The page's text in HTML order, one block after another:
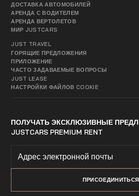
ДОСТАВКА АВТОМОБИЛЕЙ
АРЕНДА С ВОДИТЕЛЕМ
АРЕНДА ВЕРТОЛЕТОВ
МИР JUSTCARS
JUST TRAVEL
ГОРЯЩИЕ ПРЕДЛОЖЕНИЯ
ПРИЛОЖЕНИЕ
ЧАСТО ЗАДАВАЕМЫЕ ВОПРОСЫ
JUST LEASE
НАСТРОЙКИ ФАЙЛОВ COOKIE
ПОЛУЧАТЬ ЭКСКЛЮЗИВНЫЕ
JUSTCARS PREMIUM RENT